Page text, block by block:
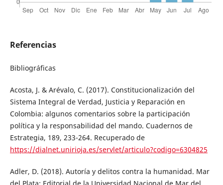
Referencias
Bibliográficas
Acosta, J. & Arévalo, C. (2017). Constitucionalización del
Sistema Integral de Verdad, Justicia y Reparación en
Colombia: algunos comentarios sobre la participación
política y la responsabilidad del mando. Cuadernos de
Estrategia, 189, 233-264. Recuperado de
https://dialnet.unirioja.es/servlet/articulo?codigo=6304825
Adler, D. (2018). Autoría y delitos contra la humanidad. Mar
del Plata: Editorial de la Universidad Nacional de Mar del